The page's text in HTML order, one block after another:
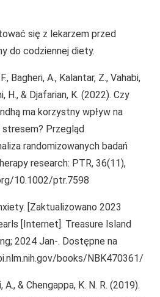
się z lekarzem przed
do codziennej diety.
Bagheri, A., Kalantar, Z., Vahabi,
H., & Djafarian, K. (2022). Czy
ma korzystny wpływ na
stresem? Przegląd
randomizowanych badań
research: PTR, 36(11),
10.1002/ptr.7598
[Zaktualizowano 2023
[Internet]. Treasure Island
2024 Jan-. Dostępne na
books/NBK470361/
A., & Chengappa, K. N. R. (2019).